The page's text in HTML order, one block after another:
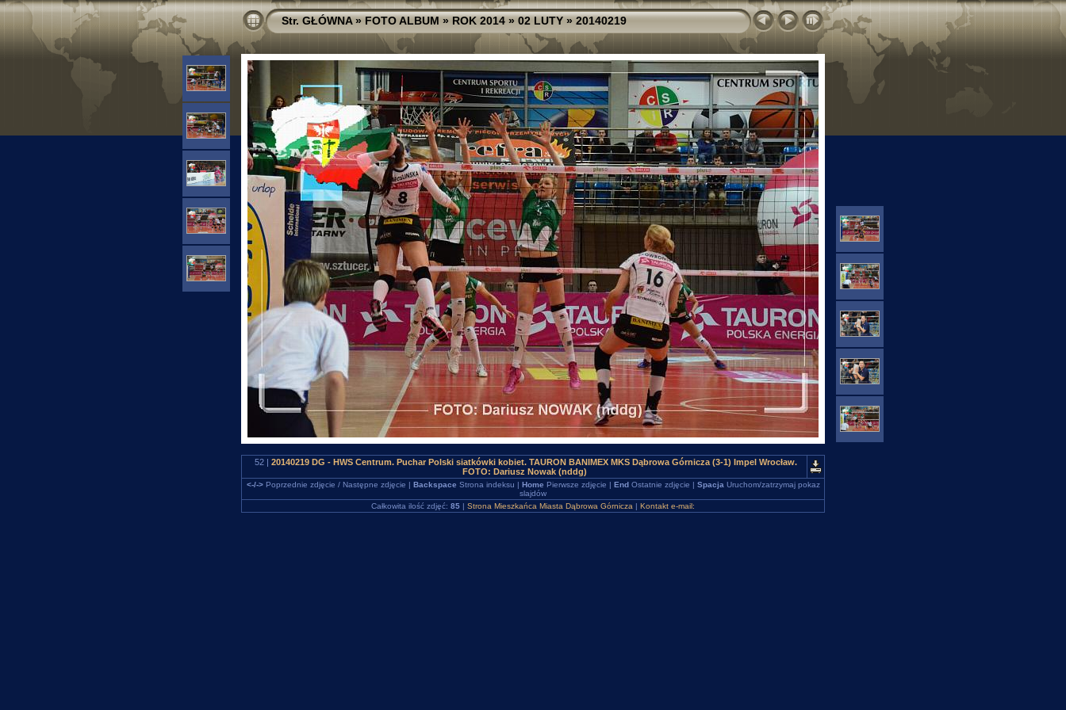
Str. GŁÓWNA»FOTO ALBUM»ROK 2014»02 LUTY»20140219
52 | 20140219 DG - HWS Centrum. Puchar Polski siatkówki kobiet. TAURON BANIMEX MKS Dąbrowa Górnicza (3-1) Impel Wrocław.
FOTO: Dariusz Nowak (nddg)
<-/->Poprzednie zdjęcie / Następne zdjęcie | Backspace Strona indeksu | Home Pierwsze zdjęcie | EndOstatnie zdjęcie | Spacja Uruchom/zatrzymaj pokaz
slajdów
Całkowita ilość zdjęć: 85 | Strona Mieszkańca Miasta Dąbrowa Górnicza | Kontakt e-mail: